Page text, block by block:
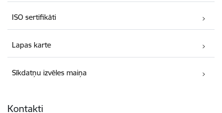
ISO sertifikāti
Lapas karte
Sīkdatņu izvēles maiņa
Kontakti